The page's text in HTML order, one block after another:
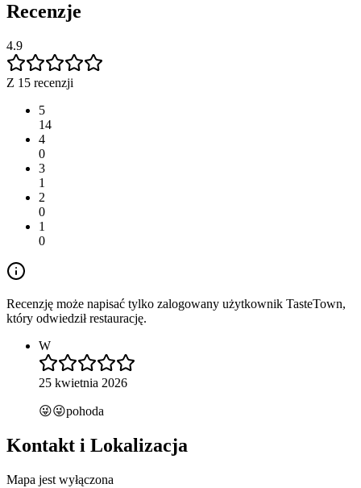
Recenzje
4.9
Z 15 recenzji
5
14
4
0
3
1
2
0
1
0
Recenzję może napisać tylko zalogowany użytkownik TasteTown,
który odwiedził restaurację.
W
25 kwietnia 2026
😜😜pohoda
Kontakt i Lokalizacja
Mapa jest wyłączona